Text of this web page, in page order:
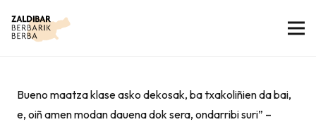
Bueno maatza klase asko dekosak, ba txakoliñien da bai,
e, oiñ amen modan dauena dok sera, ondarribi suri” –